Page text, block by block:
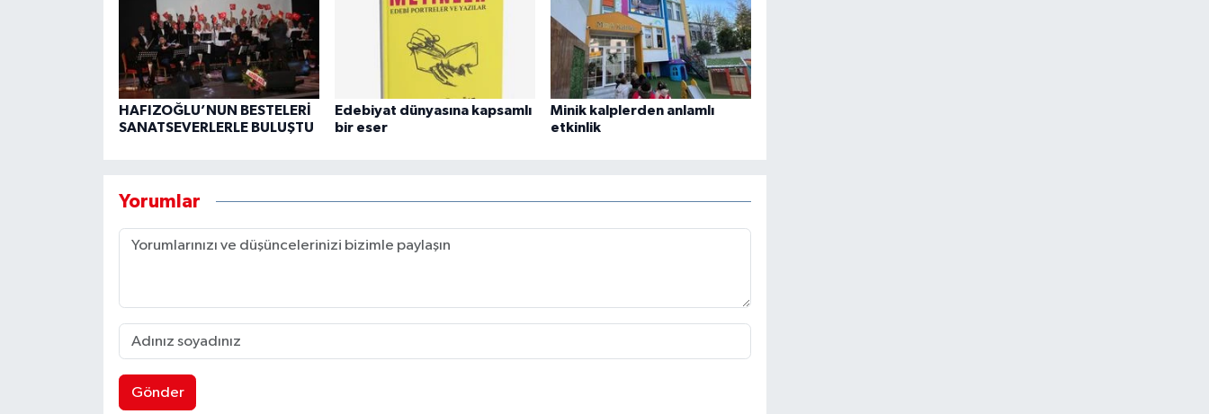
HAFIZOĞLU’NUN BESTELERİ
SANATSEVERLERLE BULUŞTU
Edebiyat dünyasına kapsamlı
bir eser
Minik kalplerden anlamlı
etkinlik
Yorumlar
Gönder